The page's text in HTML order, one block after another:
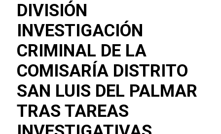
DIVISIÓN
INVESTIGACIÓN
CRIMINAL DE LA
COMISARÍA DISTRITO
SAN LUIS DEL PALMAR
TRAS TAREAS